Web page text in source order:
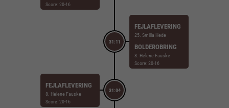
Score: 20-16
31:11
FEJLAFLEVERING
25. Smilla Hede
BOLDEROBRING
8. Helene Fauske
Score: 20-16
31:04
FEJLAFLEVERING
8. Helene Fauske
Score: 20-16